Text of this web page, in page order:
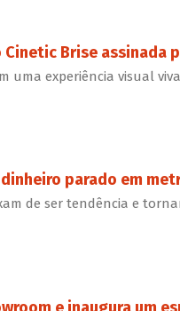
Brise assinada
uma experiência visual viva
parado em
de ser tendência e
e inaugura um